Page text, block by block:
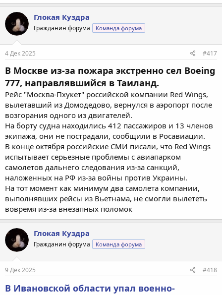
Глокая Куздра
Гражданин форума Команда форума
4 Дек 2025 #417
В Москве из-за пожара экстренно сел Boeing
777, направлявшийся в Таиланд.
Рейс "Москва-Пхукет" российской компании Red Wings,
вылетавший из Домодедово, вернулся в аэропорт после
возгорания одного из двигателей.
На борту судна находились 412 пассажиров и 13 членов
экипажа, они не пострадали, сообщили в Росавиации.
В конце октября российские СМИ писали, что Red Wings
испытывает серьезные проблемы с авиапарком
самолетов дальнего следования из-за санкций,
наложенных на РФ из-за войны против Украины.
На тот момент как минимум два самолета компании,
выполнявших рейсы из Вьетнама, не смогли вылететь
вовремя из-за внезапных поломок
Глокая Куздра
Гражданин форума Команда форума
9 Дек 2025 #418
В Ивановской области упал военно-